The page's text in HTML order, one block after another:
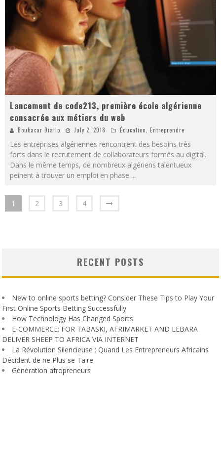
Lancement de code213, première école algérienne
consacrée aux métiers du web
Boubacar Diallo July 2, 2018 Éducation Entreprendre
Les entreprises algériennes rencontrent des besoins très
forts dans le recrutement de collaborateurs formés au digital.
Dans le même temps, de nombreux algériens talentueux
peinent à trouver un emploi en phase ...
1 2 3 4
RECENT POSTS
New to online sports betting? Consider These Tips to Play Your
First Online Sports Betting Successfully
How Technology Has Changed Sports
E-COMMERCE: FOR TABASKI, AFRIMARKET AND LEBARA
DELIVER SHEEP TO AFRICA VIA INTERNET
La Révolution Silencieuse : Quand Les Entrepreneurs Africains
Décident de ne Plus se Taire
Génération afropreneurs